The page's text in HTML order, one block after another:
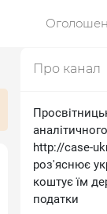
Про канал
http://case-
роз'яснює
коштує їм
податки